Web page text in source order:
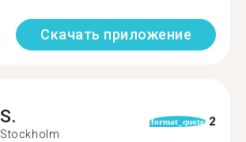
Скачать приложение
S.
Stockholm
format_quote 2